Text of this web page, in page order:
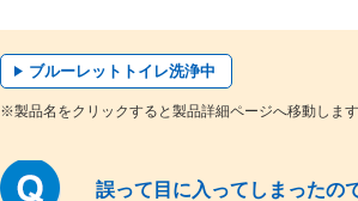
ブルーレットトイレ洗浄中
※製品名をクリックすると製品詳細ページへ移動します
誤って目に入ってしまったの